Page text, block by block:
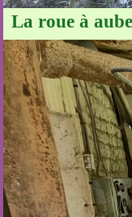
La roue à